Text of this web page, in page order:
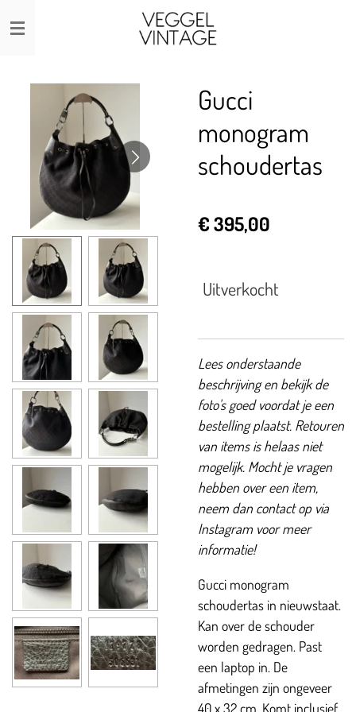
Ga
direct
hoofdinhoud
Gucci
monogram
schoudertas
€ 395,00
Uitverkocht
Lees onderstaande
beschrijving en bekijk de
foto's goed voordat je een
bestelling plaatst. Retouren
van items is helaas niet
mogelijk. Mocht je vragen
hebben over een item,
neem dan contact op via
Instagram voor meer
informatie!
Gucci monogram
schoudertas in nieuwstaat.
Kan over de schouder
worden gedragen. Past
een laptop in. De
afmetingen zijn ongeveer
40 x 32 cm. Komt inclusief